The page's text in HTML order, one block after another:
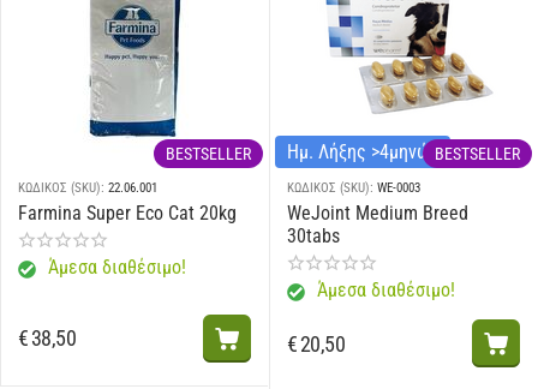
BESTSELLER
ΚΩΔΙΚΟΣ (SKU): 22.06.001
Farmina Super Eco Cat 20kg
Άμεσα διαθέσιμο!
€38,50
Ημ. Λήξης >4μηνώνBESTSELLER
ΚΩΔΙΚΟΣ (SKU): WE-0003
WeJoint Medium Breed
30tabs
Άμεσα διαθέσιμο!
€20,50